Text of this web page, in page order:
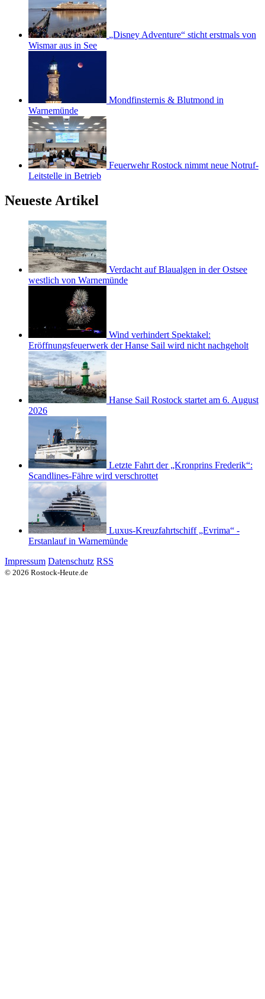
„Disney Adventure“ sticht erstmals von
Wismar aus in See
Mondfinsternis & Blutmond in
Warnemünde
Feuerwehr Rostock nimmt neue Notruf-
Leitstelle in Betrieb
Neueste Artikel
Verdacht auf Blaualgen in der Ostsee
westlich von Warnemünde
Wind verhindert Spektakel:
Eröffnungsfeuerwerk der Hanse Sail wird nicht nachgeholt
Hanse Sail Rostock startet am 6. August
2026
Letzte Fahrt der „Kronprins Frederik“:
Scandlines-Fähre wird verschrottet
Luxus-Kreuzfahrtschiff „Evrima“ -
Erstanlauf in Warnemünde
Impressum Datenschutz RSS
© 2026 Rostock-Heute.de